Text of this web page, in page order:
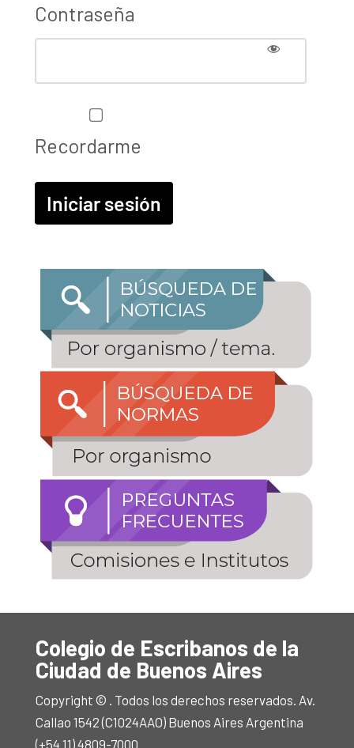
Contraseña
Recordarme
Colegio de Escribanos de la
Ciudad de Buenos Aires
Copyright © . Todos los derechos reservados. Av.
Callao 1542 (C1024AAO) Buenos Aires Argentina
(+54 11) 4809-7000